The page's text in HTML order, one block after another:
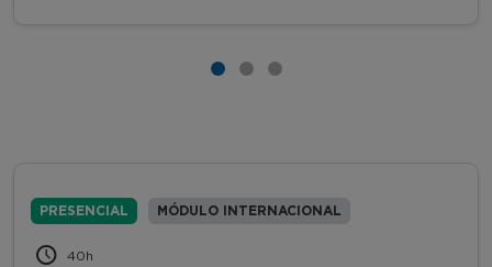
PRESENCIAL MÓDULO INTERNACIONAL
40h